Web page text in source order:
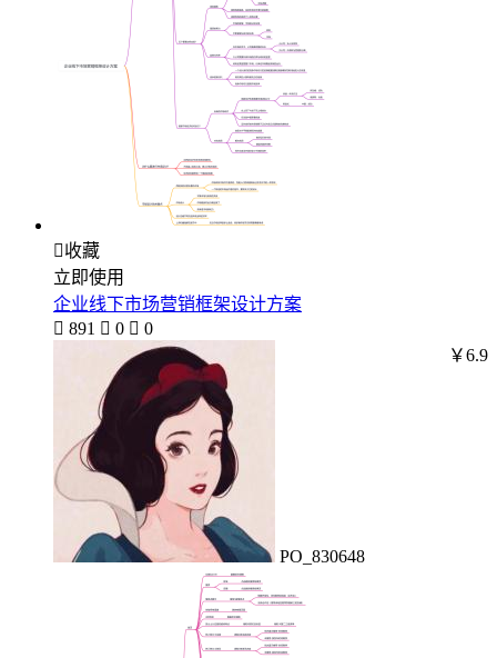
收藏
立即使用
企业线下市场营销框架设计方案
 891  0  0
PO_830648
￥6.9